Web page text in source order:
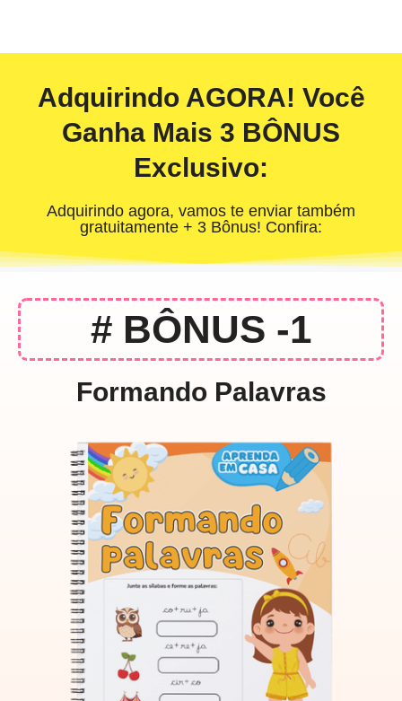
Adquirindo AGORA! Você
Ganha Mais 3 BÔNUS
Exclusivo:
Adquirindo agora, vamos te enviar também
gratuitamente + 3 Bônus! Confira:
# BÔNUS -1
Formando Palavras